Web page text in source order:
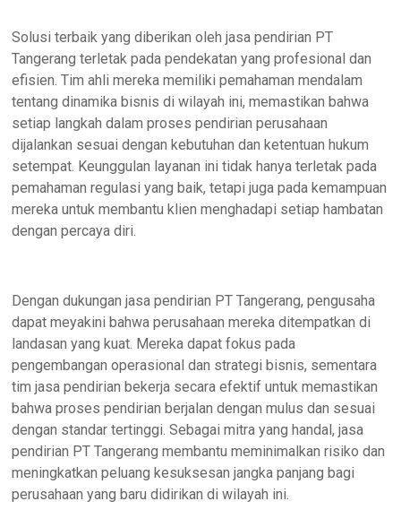
Solusi terbaik yang diberikan oleh jasa pendirian PT
Tangerang terletak pada pendekatan yang profesional dan
efisien. Tim ahli mereka memiliki pemahaman mendalam
tentang dinamika bisnis di wilayah ini, memastikan bahwa
setiap langkah dalam proses pendirian perusahaan
dijalankan sesuai dengan kebutuhan dan ketentuan hukum
setempat. Keunggulan layanan ini tidak hanya terletak pada
pemahaman regulasi yang baik, tetapi juga pada kemampuan
mereka untuk membantu klien menghadapi setiap hambatan
dengan percaya diri.
Dengan dukungan jasa pendirian PT Tangerang, pengusaha
dapat meyakini bahwa perusahaan mereka ditempatkan di
landasan yang kuat. Mereka dapat fokus pada
pengembangan operasional dan strategi bisnis, sementara
tim jasa pendirian bekerja secara efektif untuk memastikan
bahwa proses pendirian berjalan dengan mulus dan sesuai
dengan standar tertinggi. Sebagai mitra yang handal, jasa
pendirian PT Tangerang membantu meminimalkan risiko dan
meningkatkan peluang kesuksesan jangka panjang bagi
perusahaan yang baru didirikan di wilayah ini.